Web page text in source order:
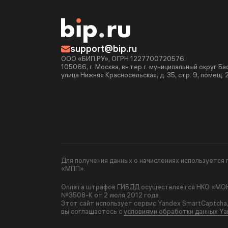
support@bip.ru
ООО «БИП.РУ», ОГРН 1227700720576.
105066, г. Москва, вн.тер.г. муниципальный округ
улица Нижняя Красносельская, д. 35, стр. 9, помещ.
Для получения данных о начислениях
«МПП».
Оплата штрафов ГИБДД осуществляется НКО
№3508-К от 2 июля 2012 года.
Этот сайт использует сервис Yandex
вы соглашаетесь сусловиями обработки данных